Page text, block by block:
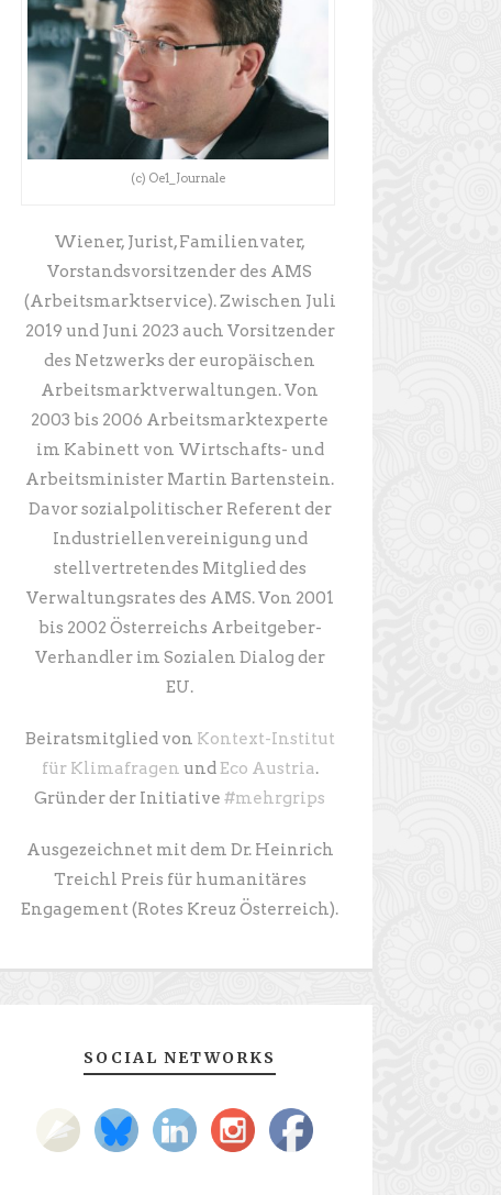
(c) Oe1_Journale
Wiener, Jurist, Familienvater,
Vorstandsvorsitzender des AMS
(Arbeitsmarktservice). Zwischen Juli
2019 und Juni 2023 auch Vorsitzender
des Netzwerks der europäischen
Arbeitsmarktverwaltungen. Von
2003 bis 2006 Arbeitsmarktexperte
im Kabinett von Wirtschafts- und
Arbeitsminister Martin Bartenstein.
Davor sozialpolitischer Referent der
Industriellenvereinigung und
stellvertretendes Mitglied des
Verwaltungsrates des AMS. Von 2001
bis 2002 Österreichs Arbeitgeber-
Verhandler im Sozialen Dialog der
EU.
Beiratsmitglied von Kontext-Institut
für Klimafragen und Eco Austria.
Gründer der Initiative#mehrgrips
Ausgezeichnet mit dem Dr. Heinrich
Treichl Preis für humanitäres
Engagement (Rotes Kreuz Österreich).
SOCIAL NETWORKS